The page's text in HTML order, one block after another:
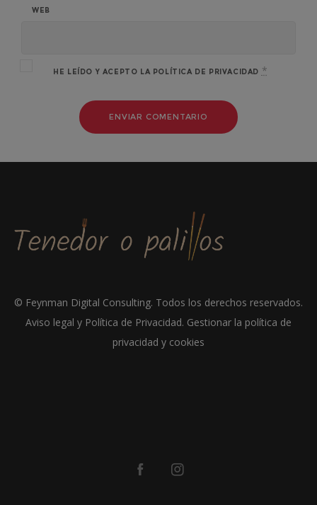
WEB
HE LEÍDO Y ACEPTO LA POLÍTICA DE PRIVACIDAD *
© Feynman Digital Consulting. Todos los derechos reservados.
Aviso legal y Política de Privacidad. Gestionar la política de
privacidad y cookies